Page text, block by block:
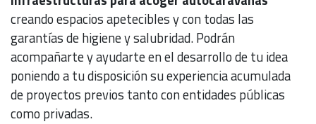
creando espacios apetecibles y con todas las
garantías de higiene y salubridad. Podrán
acompañarte y ayudarte en el desarrollo de tu idea
poniendo a tu disposición su experiencia acumulada
de proyectos previos tanto con entidades públicas
como privadas.